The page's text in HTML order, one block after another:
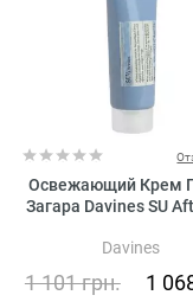
Освежающий Крем
Загара Davines SU
Davines
1 101грн. 1